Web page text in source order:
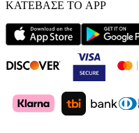
ΚΑΤΕΒΑΣΕ ΤΟ APP